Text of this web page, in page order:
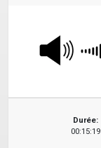
Durée:
00:15:19